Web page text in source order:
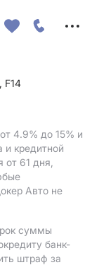
F14
4.9% до 15% и
и кредитной
61 дня,
Авто не
суммы
банк-
штраф за